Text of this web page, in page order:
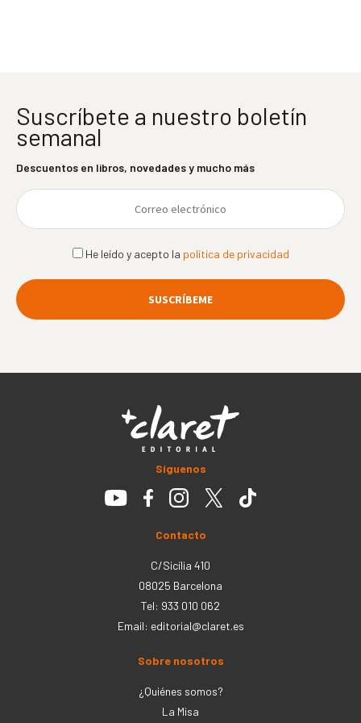
Suscríbete a nuestro boletín
semanal
Descuentos en libros, novedades y mucho más
He leído y acepto la política de privacidad
Síguenos
Contacto
C/Sicília 410
08025 Barcelona
Tel: 933 010 062
Email: editorial@claret.es
Sobre nosotros
¿Quiénes somos?
La Misa